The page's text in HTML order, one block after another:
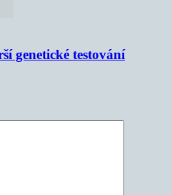
genetické testování